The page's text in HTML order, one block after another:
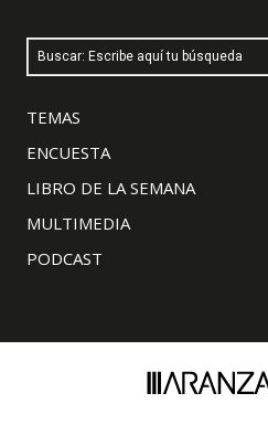
Buscar: Escribe aquí tu búsqueda
TEMAS
ENCUESTA
LIBRO DE LA SEMANA
MULTIMEDIA
PODCAST